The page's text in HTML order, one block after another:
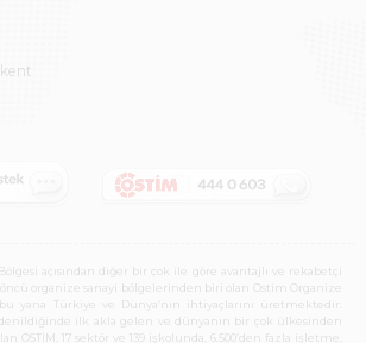
açısından diğer bir çok ile göre avantajlı ve rekabetçi
organize sanayi bölgelerinden biri olan Ostim Organize
bu yana Türkiye ve Dünya’nın ihtiyaçlarını üretmektedir.
denildiğinde ilk akla gelen ve dünyanın bir çok ülkesinden
OSTİM, 17 sektör ve 139 işkolunda, 6.500’den fazla işletme,